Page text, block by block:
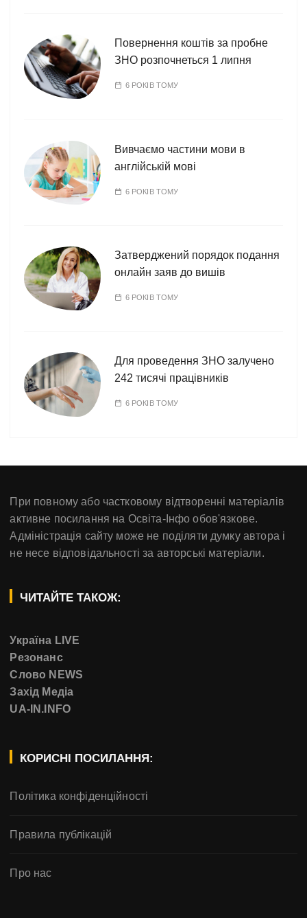
Повернення коштів за пробне
ЗНО розпочнеться 1 липня
6 РОКІВ ТОМУ
Вивчаємо частини мови в
англійській мові
6 РОКІВ ТОМУ
Затверджений порядок подання
онлайн заяв до вишів
6 РОКІВ ТОМУ
Для проведення ЗНО залучено
242 тисячі працівників
6 РОКІВ ТОМУ
При повному або частковому відтворенні матеріалів
активне посилання на Освіта-Інфо обов'язкове.
Адміністрація сайту може не поділяти думку автора і
не несе відповідальності за авторські матеріали.
ЧИТАЙТЕ ТАКОЖ:
Україна LIVE
Резонанс
Слово NEWS
Захід Медіа
UA-IN.INFO
КОРИСНІ ПОСИЛАННЯ:
Політика конфіденційності
Правила публікацій
Про нас